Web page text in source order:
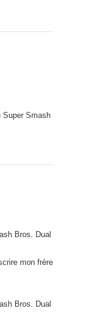
Super Smash
Bros. Dual
mon frère
Bros. Dual